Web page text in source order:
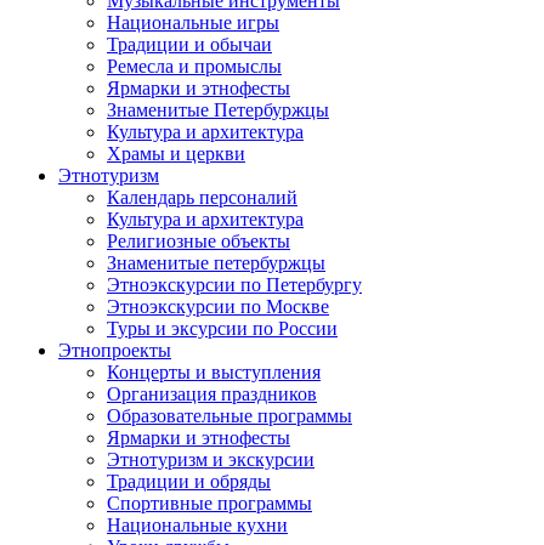
Национальные игры
Традиции и обычаи
Ремесла и промыслы
Ярмарки и этнофесты
Знаменитые Петербуржцы
Культура и архитектура
Храмы и церкви
Этнотуризм
Календарь персоналий
Культура и архитектура
Религиозные объекты
Знаменитые петербуржцы
Этноэкскурсии по Петербургу
Этноэкскурсии по Москве
Туры и эксурсии по России
Этнопроекты
Концерты и выступления
Организация праздников
Образовательные программы
Ярмарки и этнофесты
Этнотуризм и экскурсии
Традиции и обряды
Спортивные программы
Национальные кухни